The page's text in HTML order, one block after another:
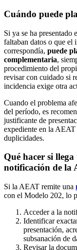
Cuándo puede
Si ya se ha presentado
faltaban datos o que el
correspondía, puede
complementaria,
procedimiento del
revisar con cuidado si
incidencia exige otra
Cuando el problema
del período, es
justificante de
expediente en la AEAT
duplicidades.
Qué hacer si
notificación de la
Si la AEAT remite una
con el Modelo 202, lo
Acceder a la
Identificar
presentación,
subsanación de
Revisar la